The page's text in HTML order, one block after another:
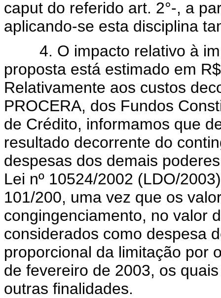
caput do referido art. 2°-, a
aplicando-se esta disciplina
4. O impacto relativo à
proposta está estimado em
Relativamente aos custos
PROCERA, dos Fundos
de Crédito, informamos que
resultado decorrente do
despesas dos demais
Lei nº 10524/2002 (LDO/
101/200, uma vez que os
congingenciamento, no valor
considerados como despesa
proporcional da limitação por
de fevereiro de 2003, os
outras finalidades.